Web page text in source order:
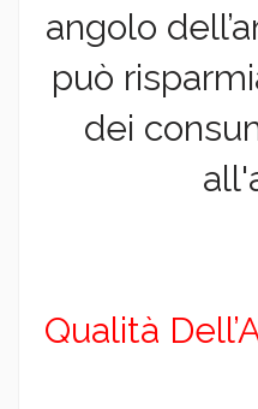
angolo
può
dei
Qualità